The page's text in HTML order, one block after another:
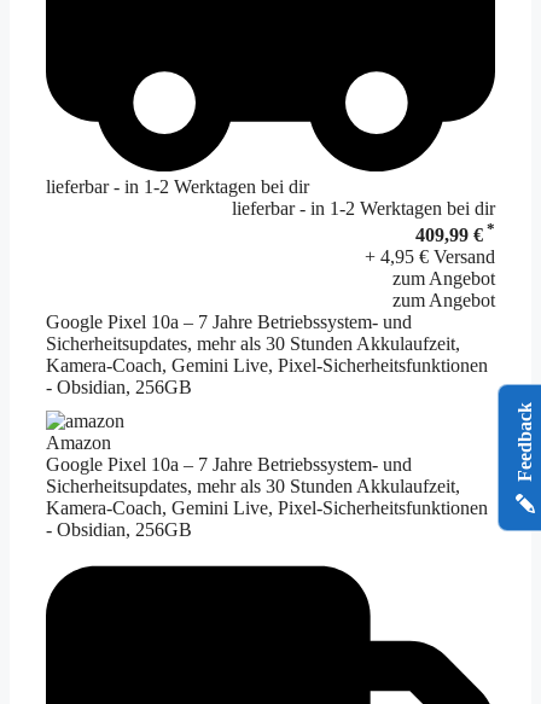
lieferbar - in 1-2 Werktagen bei dir
lieferbar - in 1-2 Werktagen bei dir
409,99 € *
+ 4,95 € Versand
zum Angebot
zum Angebot
Google Pixel 10a – 7 Jahre Betriebssystem- und
Sicherheitsupdates, mehr als 30 Stunden Akkulaufzeit,
Kamera-Coach, Gemini Live, Pixel-Sicherheitsfunktionen
- Obsidian, 256GB
Amazon
Google Pixel 10a – 7 Jahre Betriebssystem- und
Sicherheitsupdates, mehr als 30 Stunden Akkulaufzeit,
Kamera-Coach, Gemini Live, Pixel-Sicherheitsfunktionen
- Obsidian, 256GB
Feedback